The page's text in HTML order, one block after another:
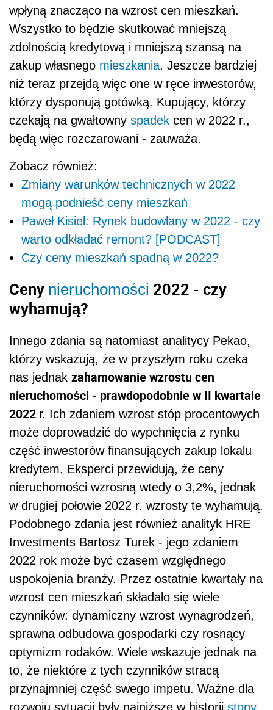
wpłyną znacząco na wzrost cen mieszkań.
Wszystko to będzie skutkować mniejszą
zdolnością kredytową i mniejszą szansą na
zakup własnego mieszkania. Jeszcze bardziej
niż teraz przejdą więc one w ręce inwestorów,
którzy dysponują gotówką. Kupujący, którzy
czekają na gwałtowny spadek cen w 2022 r.,
będą więc rozczarowani - zauważa.
Zobacz również:
Zmiany warunków technicznych w 2022
mogą podnieść ceny mieszkań
Paweł Kisiel: Rynek budowlany w 2022 - czy
warto odkładać remont? [PODCAST]
Czy ceny mieszkań spadną w 2022?
Ceny nieruchomości 2022 - czy
wyhamują?
Innego zdania są natomiast analitycy Pekao,
którzy wskazują, że w przyszłym roku czeka
nas jednak zahamowanie wzrostu cen
nieruchomości - prawdopodobnie w II kwartale
2022 r. Ich zdaniem wzrost stóp procentowych
może doprowadzić do wypchnięcia z rynku
część inwestorów finansujących zakup lokalu
kredytem. Eksperci przewidują, że ceny
nieruchomości wzrosną wtedy o 3,2%, jednak
w drugiej połowie 2022 r. wzrosty te wyhamują.
Podobnego zdania jest również analityk HRE
Investments Bartosz Turek - jego zdaniem
2022 rok może być czasem względnego
uspokojenia branży. Przez ostatnie kwartały na
wzrost cen mieszkań składało się wiele
czynników: dynamiczny wzrost wynagrodzeń,
sprawna odbudowa gospodarki czy rosnący
optymizm rodaków. Wiele wskazuje jednak na
to, że niektóre z tych czynników stracą
przynajmniej część swego impetu. Ważne dla
rozwoju sytuacji były najniższe w historii stopy